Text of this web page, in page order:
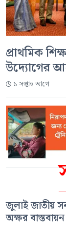
জুলাই জাতীয়
অক্ষর বাস্তবায়ন
প্রাথমিক
উদ্যোগের
১ সপ্তাহ আগে